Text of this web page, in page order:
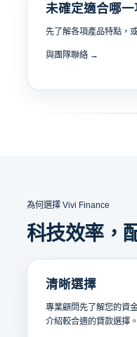
未確定適合哪一
先了解各項產品特點，
與團隊聯絡 →
為何選擇 Vivi Finance
科技效率，
清晰選擇
專業顧問先了解您的資
介紹較合適的貸款選擇。